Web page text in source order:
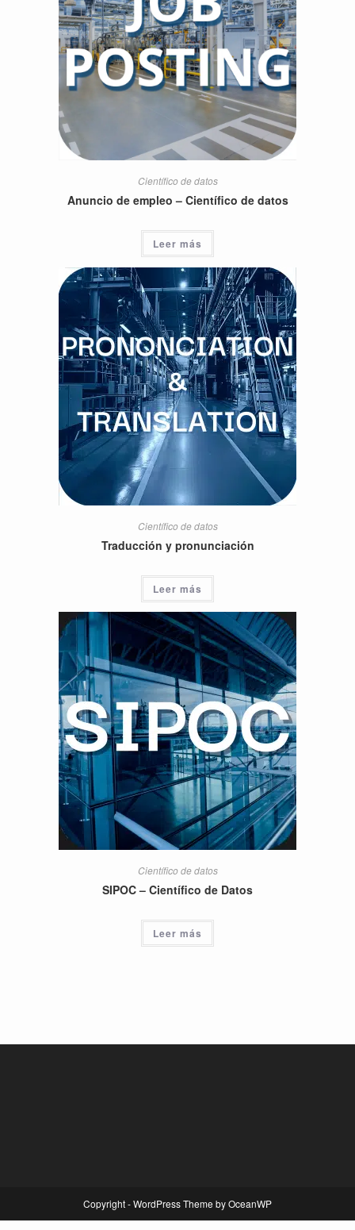
Científico de datos
Anuncio de empleo – Científico de datos
Leer más
Científico de datos
Traducción y pronunciación
Leer más
Científico de datos
SIPOC – Científico de Datos
Leer más
Copyright - WordPress Theme by OceanWP